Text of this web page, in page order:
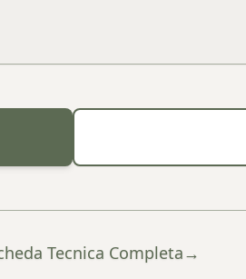
Tecnica Completa→